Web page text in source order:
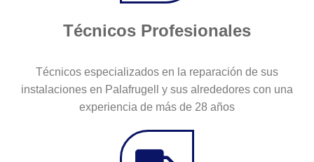
Técnicos Profesionales
Técnicos especializados en la reparación de sus
instalaciones en Palafrugell y sus alrededores con una
experiencia de más de 28 años